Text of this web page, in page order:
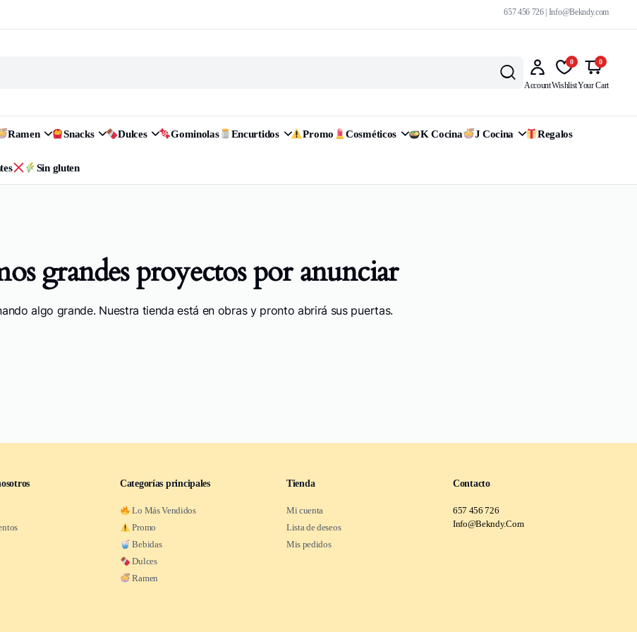
657 456 726 | Info@Bekndy.com
Account
0
Wishlist
0
Your Cart
Ramen Snacks Dulces Gominolas Encurtidos Promo Cosméticos K Cocina J Cocina Regalos
Sin gluten
grandes proyectos por anunciar
algo grande. Nuestra tienda está en obras y pronto abrirá sus puertas.
Categorías principales
Lo Más Vendidos
Promo
Bebidas
Dulces
Ramen
Tienda
Mi cuenta
Lista de deseos
Mis pedidos
Contacto
657 456 726
Info@Bekndy.Com